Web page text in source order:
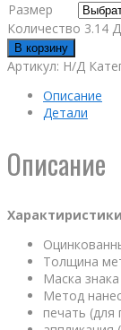
Размер
Количество 3.14
В корзину
Артикул: Н/Д
Описание
Детали
Описание
Толщина
Маска
Метод
печать (для